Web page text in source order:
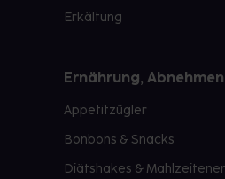
Erkältung
Ernährung,
Appetitzügler
Bonbons & Snacks
Diätshakes &